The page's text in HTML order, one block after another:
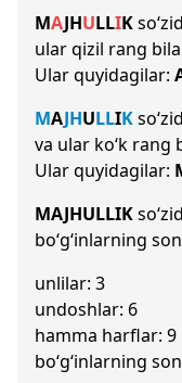
MAJHULLIK
ular qizil rang
Ular quyidagilar:
MAJHULLIK
va ular ko‘k rang
Ular quyidagilar:
MAJHULLIK
bo‘g‘inlarning
unlilar: 3
undoshlar: 6
hamma harflar: 9
bo‘g‘inlarning